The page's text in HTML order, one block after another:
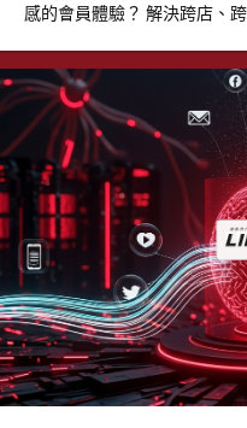
感的會員體驗？ 解決跨店、